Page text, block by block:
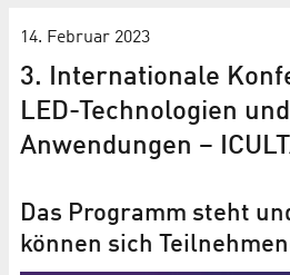
14. Februar 2023
3. Internationale
LED-Technologien
Anwendungen –
Das Programm steht
können sich